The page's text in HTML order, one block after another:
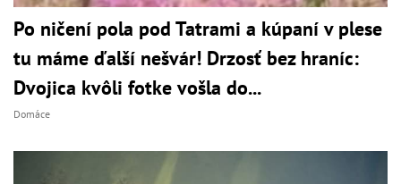
Po ničení pola pod Tatrami a kúpaní v plese
tu máme ďalší nešvár! Drzosť bez hraníc:
Dvojica kvôli fotke vošla do...
Domáce